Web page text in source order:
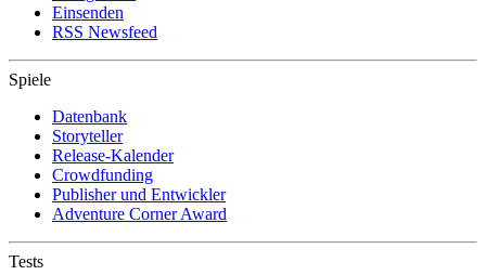
Einsenden
RSS Newsfeed
Spiele
Datenbank
Storyteller
Release-Kalender
Crowdfunding
Publisher und Entwickler
Adventure Corner Award
Tests